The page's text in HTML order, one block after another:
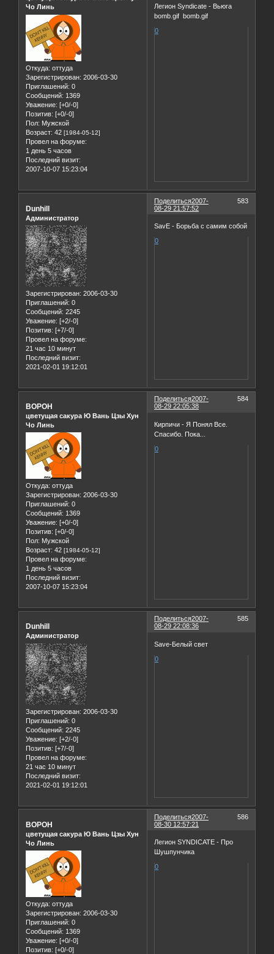
Чо Линь
Откуда: оттуда
Зарегистрирован: 2006-03-30
Приглашений: 0
Сообщений: 1369
Уважение: [+0/-0]
Позитив: [+0/-0]
Пол: Мужской
Возраст: 42 [1984-05-12]
Провел на форуме:
1 день 5 часов
Последний визит:
2007-10-07 15:23:04
Легион Syndicate - Вьюга
bomb.gif bomb.gif
0
Поделиться 583
2007-
08-29 21:57:52
Dunhill
Администратор
Зарегистрирован: 2006-03-30
Приглашений: 0
Сообщений: 2245
Уважение: [+2/-0]
Позитив: [+7/-0]
Провел на форуме:
21 час 10 минут
Последний визит:
2021-02-01 19:12:01
SavE - Борьба с самим собой
0
Поделиться 584
2007-
08-29 22:05:38
BOPOH
цветущая сакура Ю Вань Цзы Хун
Чо Линь
Откуда: оттуда
Зарегистрирован: 2006-03-30
Приглашений: 0
Сообщений: 1369
Уважение: [+0/-0]
Позитив: [+0/-0]
Пол: Мужской
Возраст: 42 [1984-05-12]
Провел на форуме:
1 день 5 часов
Последний визит:
2007-10-07 15:23:04
Кирпичи - Я Понял Все.
Спасибо. Пока...
0
Поделиться 585
2007-
08-29 22:08:36
Dunhill
Администратор
Зарегистрирован: 2006-03-30
Приглашений: 0
Сообщений: 2245
Уважение: [+2/-0]
Позитив: [+7/-0]
Провел на форуме:
21 час 10 минут
Последний визит:
2021-02-01 19:12:01
Save-Белый свет
0
Поделиться 586
2007-
08-30 12:57:21
BOPOH
цветущая сакура Ю Вань Цзы Хун
Чо Линь
Откуда: оттуда
Зарегистрирован: 2006-03-30
Приглашений: 0
Сообщений: 1369
Уважение: [+0/-0]
Позитив: [+0/-0]
Легион SYNDICATE - Про
Шушпунчика
0